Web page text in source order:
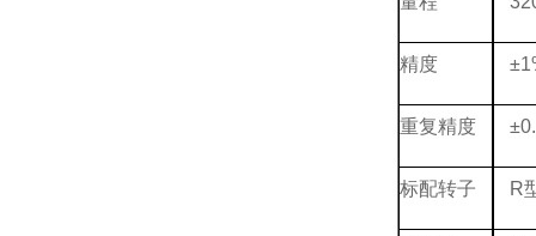
精度
重复精度
标配转子 R